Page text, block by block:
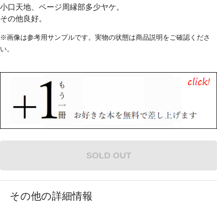
小口天地、ページ周縁部多少ヤケ。
その他良好。
※画像は参考用サンプルです。実物の状態は商品説明をご確認くださ
い。
SOLD OUT
その他の詳細情報